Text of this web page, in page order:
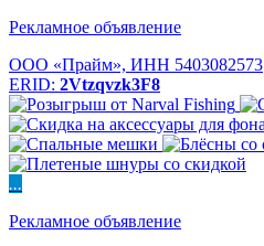
Рекламное объявление
ООО «Прайм», ИНН 5403082573
ERID: 2Vtzqvzk3F8
...
Рекламное объявление